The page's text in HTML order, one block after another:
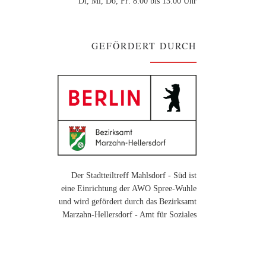
GEFÖRDERT DURCH
Der Stadtteiltreff Mahlsdorf - Süd ist
eine Einrichtung der AWO Spree-Wuhle
und wird gefördert durch das Bezirksamt
Marzahn-Hellersdorf - Amt für Soziales